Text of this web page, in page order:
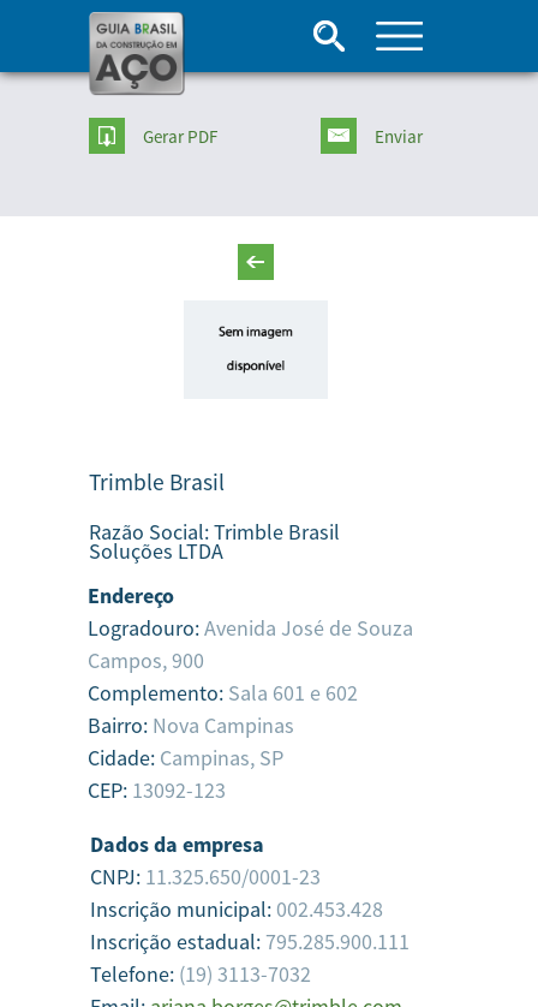
Gerar PDF Enviar
Trimble Brasil
Razão Social:Trimble Brasil
Soluções LTDA
Endereço
Logradouro:Avenida José de Souza
Campos, 900
Complemento: Sala 601 e 602
Bairro: Nova Campinas
Cidade: Campinas, SP
CEP: 13092-123
Dados da empresa
CNPJ: 11.325.650/0001-23
Inscrição municipal: 002.453.428
Inscrição estadual:795.285.900.111
Telefone: (19) 3113-7032